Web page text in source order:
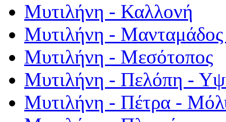
Μυτιλήνη - Καλλονή
Μυτιλήνη - Μανταμάδος
Μυτιλήνη - Μεσότοπος
Μυτιλήνη - Πελόπη -
Μυτιλήνη - Πέτρα -